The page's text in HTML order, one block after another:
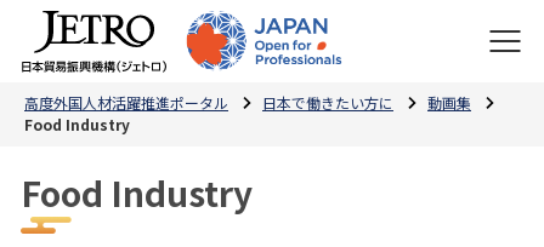
高度外国人材活躍推進ポータル 日本で働きたい方に
動画集
Food Industry
Food Industry